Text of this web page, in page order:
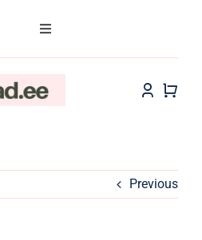
Toggle
Previous